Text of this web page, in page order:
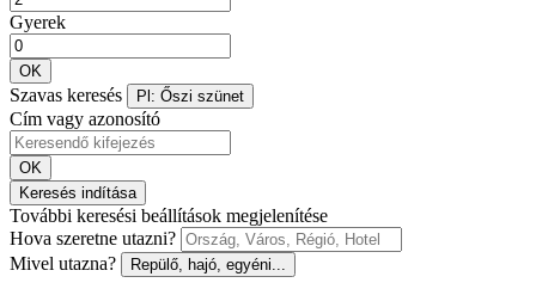
Gyerek
OK
Szavas keresés Pl: Őszi szünet
Cím vagy azonosító
OK
Keresés indítása
További keresési beállítások megjelenítése
Hova szeretne utazni?
Mivel utazna?
Repülő, hajó, egyéni...